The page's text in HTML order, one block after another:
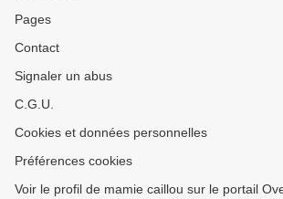
Pages
Contact
Signaler un abus
C.G.U.
Cookies et données personnelles
Préférences cookies
Voir le profil de mamie caillou sur le portail